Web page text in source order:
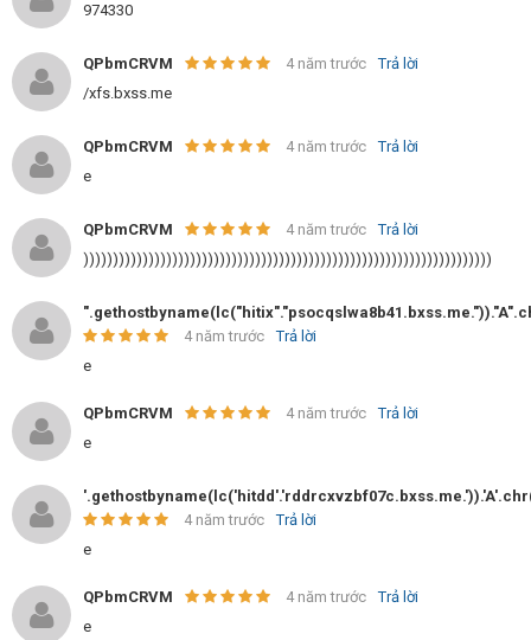
974330
QPbmCRVM 4 năm trước
Trả lời
/xfs.bxss.me
QPbmCRVM 4 năm trước
Trả lời
e
QPbmCRVM 4 năm trước
Trả lời
)))))))))))))))))))))))))))))))))))))))))))))))))))))))))))))))))))))
4 năm trước
Trả lời
e
QPbmCRVM 4 năm trước
Trả lời
e
4 năm trước
Trả lời
e
QPbmCRVM 4 năm trước
Trả lời
e